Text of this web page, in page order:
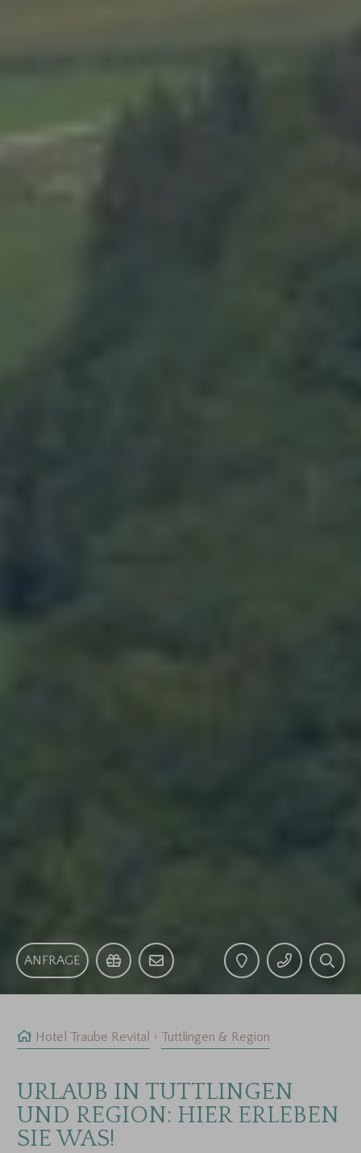
ANFRAGE
Hotel Traube Revital Tuttlingen & Region
URLAUB IN TUTTLINGEN
UND REGION: HIER ERLEBEN
SIE WAS!